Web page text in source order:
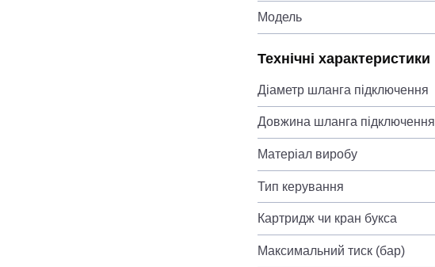
Модель
Технічні характеристики
Діаметр шланга підключення
Довжина шланга підключення
Матеріал виробу
Тип керування
Картридж чи кран букса
Максимальний тиск (бар)